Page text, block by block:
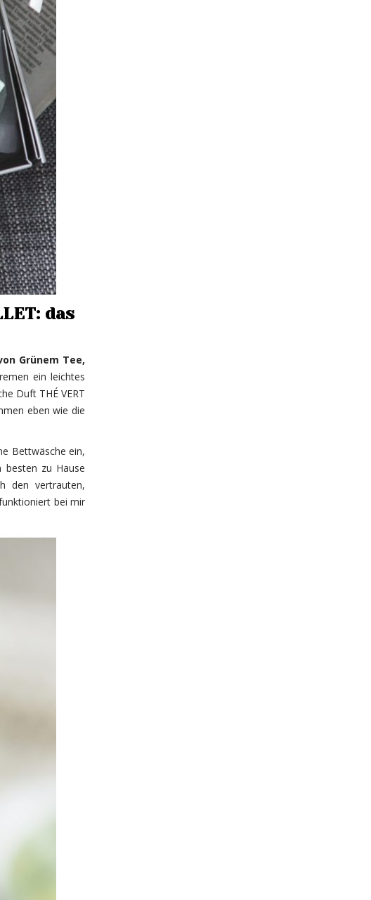
das
Grünem Tee,
ein leichtes
Duft THÉ VERT
eben wie die
Bettwäsche ein,
zu Hause
den vertrauten,
bei mir